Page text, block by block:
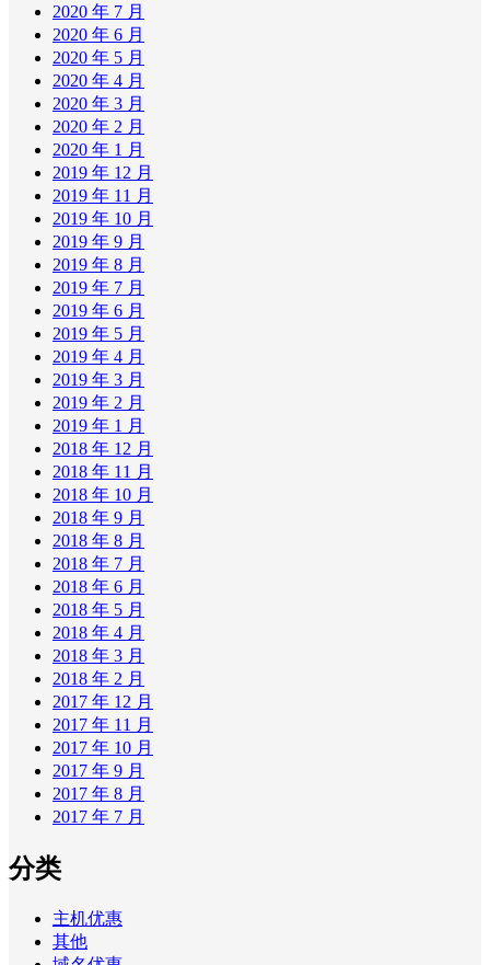
2020 年 7 月
2020 年 6 月
2020 年 5 月
2020 年 4 月
2020 年 3 月
2020 年 2 月
2020 年 1 月
2019 年 12 月
2019 年 11 月
2019 年 10 月
2019 年 9 月
2019 年 8 月
2019 年 7 月
2019 年 6 月
2019 年 5 月
2019 年 4 月
2019 年 3 月
2019 年 2 月
2019 年 1 月
2018 年 12 月
2018 年 11 月
2018 年 10 月
2018 年 9 月
2018 年 8 月
2018 年 7 月
2018 年 6 月
2018 年 5 月
2018 年 4 月
2018 年 3 月
2018 年 2 月
2017 年 12 月
2017 年 11 月
2017 年 10 月
2017 年 9 月
2017 年 8 月
2017 年 7 月
分类
主机优惠
其他